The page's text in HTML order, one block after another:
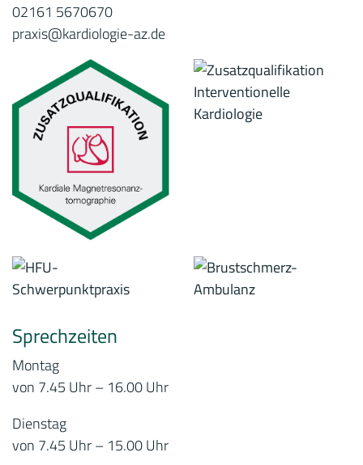
02161 5670670
praxis@kardiologie-az.de
Sprechzeiten
Montag
von 7.45 Uhr – 16.00 Uhr
Dienstag
von 7.45 Uhr – 15.00 Uhr